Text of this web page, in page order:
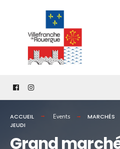
content
ACCUEIL Events MARCHÉS
JEUDI
Grand